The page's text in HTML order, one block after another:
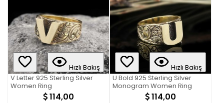
Hızlı Bakış
V Letter 925 Sterling Silver
Women Ring
114,00
Hızlı Bakış
U Bold 925 Sterling Silver
Monogram Women Ring
114,00